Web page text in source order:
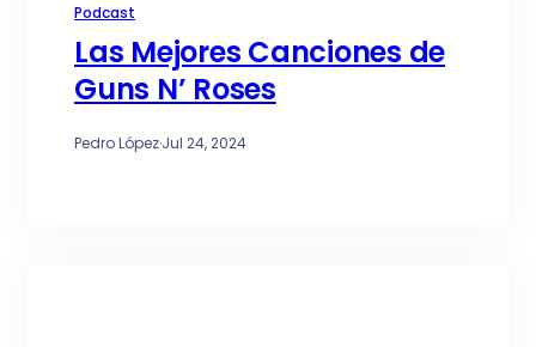
Podcast
Las Mejores Canciones de
Guns N’ Roses
Pedro López·Jul 24, 2024